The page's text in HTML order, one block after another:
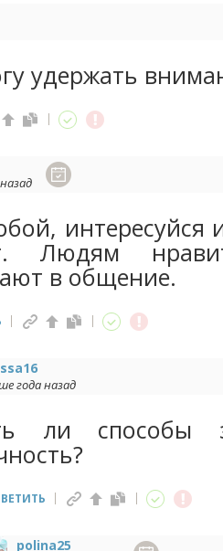
удержать
Людям
в общение.
года назад
ли способы
polina25